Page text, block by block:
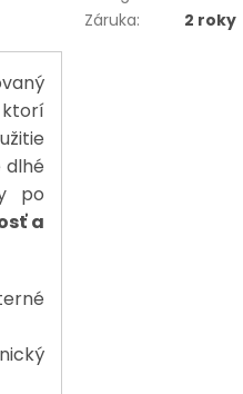
dlhé
po
a
Záruka: 2 roky